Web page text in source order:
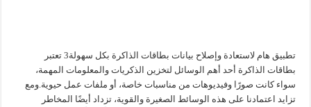
تطبيق هام لاستعادة وإصلاح بيانات بطاقات الذاكرة بكل سهولة3 تعتبر
بطاقات الذاكرة أحد أهم الوسائل لتخزين الذكريات والمعلومات المهمة،
سواء كانت صورًا وفيديوهات من مناسبات خاصة، أو ملفات عمل حيوية.ومع
تزايد اعتمادنا على هذه الوسائط الصغيرة والقوية، تزداد أيضًا المخاطر